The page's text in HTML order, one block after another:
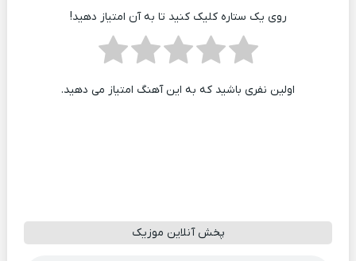
روی یک ستاره کلیک کنید تا به آن امتیاز دهید!
اولین نفری باشید که به این آهنگ امتیاز می دهید.
پخش آنلاین موزیک